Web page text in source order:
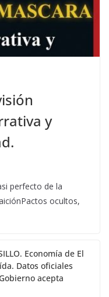
y
perfecto de la
ocultos,
Economía de El
Datos oficiales
acepta